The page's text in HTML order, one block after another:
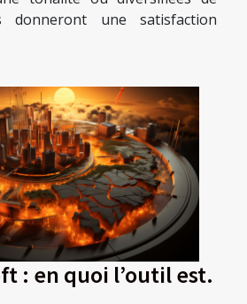
donneront une satisfaction
: en quoi l’outil est.